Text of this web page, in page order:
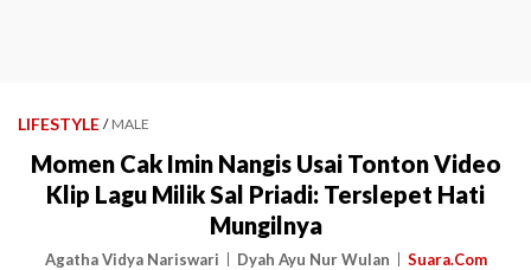
LIFESTYLE / MALE
Momen Cak Imin Nangis Usai Tonton Video
Klip Lagu Milik Sal Priadi: Terslepet Hati
Mungilnya
Agatha Vidya Nariswari Dyah Ayu Nur Wulan Suara.Com